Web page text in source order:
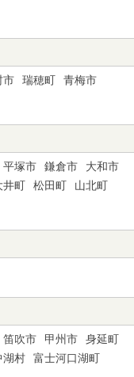
市 瑞穂町
青梅市
平塚市 鎌倉市
大和市
井町 松田町
山北町
笛吹市 甲州市
身延町
湖村
富士河口湖町